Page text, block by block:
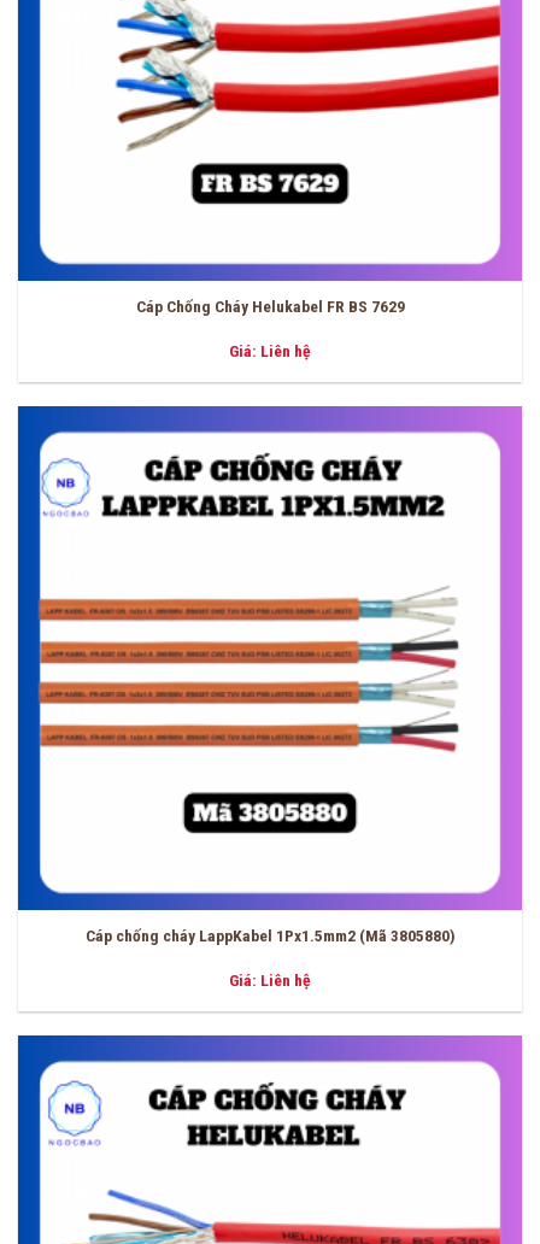
Cáp Chống Cháy Helukabel FR BS 7629
Giá: Liên hệ
Cáp chống cháy LappKabel 1Px1.5mm2 (Mã 3805880)
Giá: Liên hệ